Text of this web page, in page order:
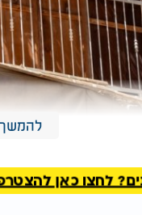
במהלך החג? הרב
לחצו כאן להצטרפות